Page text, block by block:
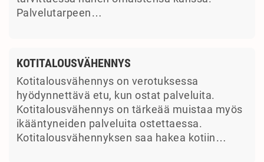
Palvelutarpeen…
KOTITALOUSVÄHENNYS
Kotitalousvähennys on verotuksessa
hyödynnettävä etu, kun ostat palveluita.
Kotitalousvähennys on tärkeää muistaa myös
ikääntyneiden palveluita ostettaessa.
Kotitalousvähennyksen saa hakea kotiin…